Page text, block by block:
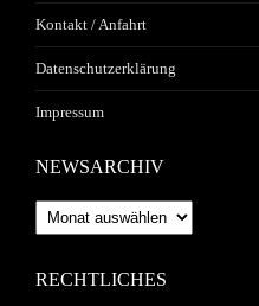
Kontakt / Anfahrt
Datenschutzerklärung
Impressum
NEWSARCHIV
Newsarchiv
RECHTLICHES